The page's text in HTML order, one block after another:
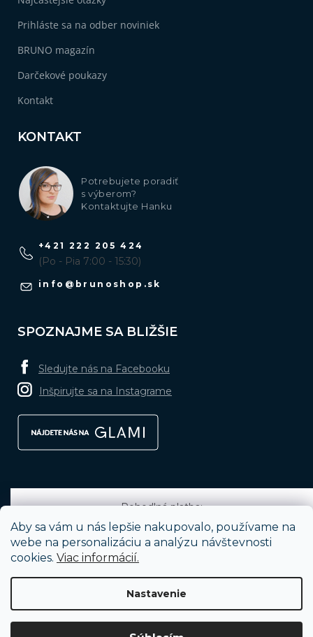
Aby sa vám u nás lepšie nakupovalo, používame na
webe na personalizáciu a analýzu návštevnosti
cookies. Viac informácií.
Nastavenie
Prihláste sa na odber noviniek
BRUNO magazín
Darčekové poukazy
Kontakt
KONTAKT
Potrebujete poradiť
s výberom?
Kontaktujte Hanku
info @ brunoshop.sk
+421 222 205 424
(Po - Pia 7:00 - 15:30)
SPOZNAJME SA BLIŽŠIE
Sledujte nás na Facebooku
Inšpirujte sa na Instagrame
Pohodlná platba:
Vytvoril Shoptet